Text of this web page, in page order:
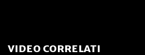
VIDEO CORRELATI